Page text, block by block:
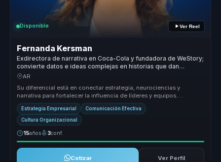
Disponible Ver Reel
Fernanda Kersman
Exdirectora de narrativa en Coca-Cola y fundadora de WeStory;
convierte datos e ideas complejas en historias que dan
claridad y persuaden a líderes y equipos.
AR
Su diferencial está en conectar estrategia, neurociencias y
narrativa para fortalecer la influencia de líderes y equipos.
Convierte datos...
Estrategia Empresarial Comunicación Efectiva
Cultura Organizacional
15años 3conf.
Cotizar Ver Perfil